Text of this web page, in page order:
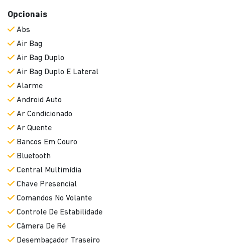
Opcionais
Abs
Air Bag
Air Bag Duplo
Air Bag Duplo E Lateral
Alarme
Android Auto
Ar Condicionado
Ar Quente
Bancos Em Couro
Bluetooth
Central Multimídia
Chave Presencial
Comandos No Volante
Controle De Estabilidade
Câmera De Ré
Desembaçador Traseiro